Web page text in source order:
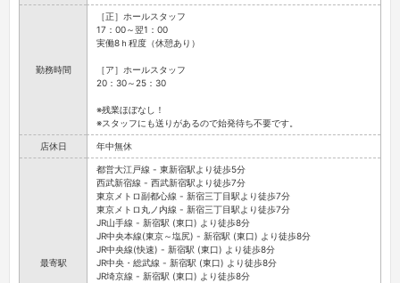
勤務時間
［正］ホールスタッフ
17：00～翌1：00
実働8ｈ程度（休憩あり）
［ア］ホールスタッフ
20：30～25：30
※残業ほぼなし！
※スタッフにも送りがあるので始発待ち不要です。
店休日 年中無休
最寄駅
都営大江戸線 - 東新宿駅より徒歩5分
西武新宿線 - 西武新宿駅より徒歩7分
東京メトロ副都心線 - 新宿三丁目駅より徒歩7分
東京メトロ丸ノ内線 - 新宿三丁目駅より徒歩7分
JR山手線 - 新宿駅 (東口) より徒歩8分
JR中央本線(東京～塩尻) - 新宿駅 (東口) より徒歩8分
JR中央線(快速) - 新宿駅 (東口) より徒歩8分
JR中央・総武線 - 新宿駅 (東口) より徒歩8分
JR埼京線 - 新宿駅 (東口) より徒歩8分